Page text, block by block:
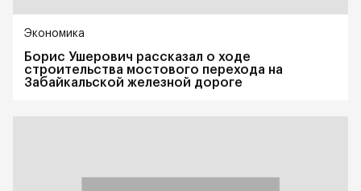
Экономика
Борис Ушерович рассказал о ходе
строительства мостового перехода на
Забайкальской железной дороге